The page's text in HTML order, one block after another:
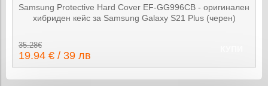
Samsung Protective Hard Cover EF-GG996CB - оригинален
хибриден кейс за Samsung Galaxy S21 Plus (черен)
35.28€
19.94 € / 39 лв